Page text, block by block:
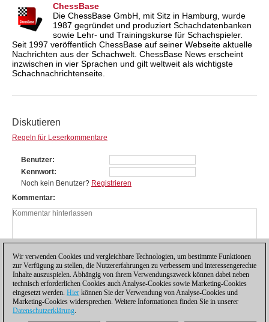
ChessBase
Die ChessBase GmbH, mit Sitz in Hamburg, wurde
1987 gegründet und produziert Schachdatenbanken
sowie Lehr- und Trainingskurse für Schachspieler.
Seit 1997 veröffentlich ChessBase auf seiner Webseite aktuelle
Nachrichten aus der Schachwelt. ChessBase News erscheint
inzwischen in vier Sprachen und gilt weltweit als wichtigste
Schachnachrichtenseite.
Diskutieren
Regeln für Leserkommentare
Benutzer
Kennwort
Noch kein Benutzer? Registrieren
Kommentar
Wir verwenden Cookies und vergleichbare Technologien, um bestimmte Funktionen
zur Verfügung zu stellen, die Nutzererfahrungen zu verbessern und interessengerechte
Inhalte auszuspielen. Abhängig von ihrem Verwendungszweck können dabei neben
technisch erforderlichen Cookies auch Analyse-Cookies sowie Marketing-Cookies
eingesetzt werden. Hier können Sie der Verwendung von Analyse-Cookies und
Marketing-Cookies widersprechen. Weitere Informationen finden Sie in unserer
Datenschutzerklärung.